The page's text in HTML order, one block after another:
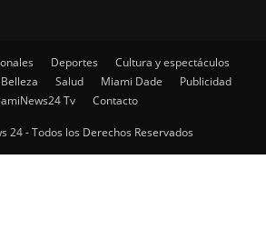
Deportes
Cultura y espectáculos
Belleza Salud Miami Dade
Publicidad
Tv
Contacto
24 - Todos los Derechos Reservados